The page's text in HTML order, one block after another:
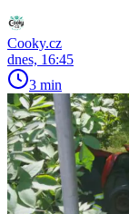
Cooky.cz
dnes, 16:45
3 min